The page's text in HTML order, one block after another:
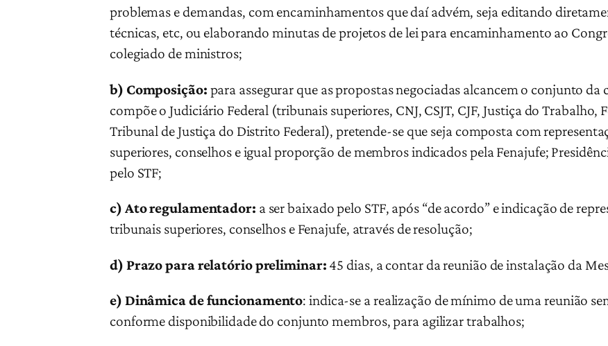
problemas e demandas, com encaminhamentos que daí advém, seja editando
técnicas, etc, ou elaborando minutas de projetos de lei para encaminhamento ao
colegiado de ministros;
b) Composição: para assegurar que as propostas negociadas alcancem o conjunto
compõe o Judiciário Federal (tribunais superiores, CNJ, CSJT, CJF, Justiça do
Tribunal de Justiça do Distrito Federal), pretende-se que seja composta com
superiores, conselhos e igual proporção de membros indicados pela Fenajufe;
pelo STF;
c) Ato regulamentador: a ser baixado pelo STF, após “de acordo” e indicação de
tribunais superiores, conselhos e Fenajufe, através de resolução;
d) Prazo para relatório preliminar: 45 dias, a contar da reunião de instalação da
e) Dinâmica de funcionamento: indica-se a realização de mínimo de uma reunião
conforme disponibilidade do conjunto membros, para agilizar trabalhos;